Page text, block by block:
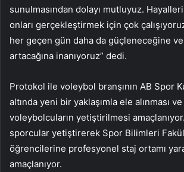
sunulmasından dolayı mutluyuz.
onları gerçekleştirmek için çok
her geçen gün daha da güçleneceğine ve
artacağına inanıyoruz” dedi.
Protokol ile voleybol branşının AB Spor
altında yeni bir yaklaşımla ele alınması
voleybolcuların yetiştirilmesi
sporcular yetiştirerek Spor Bilimleri
öğrencilerine profesyonel staj ortamı
amaçlanıyor.